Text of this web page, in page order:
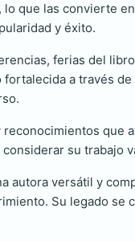
que las convierte
y éxito.
ferias del
a través
considerar su trabajo
autora versátil y
Su legado